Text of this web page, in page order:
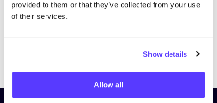
provided to them or that they’ve collected from your use
of their services.
Show details
Allow all
PreviousNext